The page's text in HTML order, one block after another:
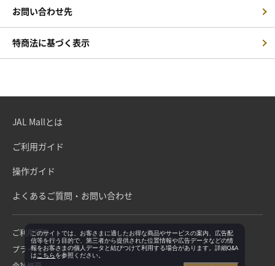
お問い合わせ先
特商法に基づく表示
JAL Mallとは
ご利用ガイド
操作ガイド
よくあるご質問・お問い合わせ
ご利用規約
プライバシーポリシー
このサイトでは、お客さまに適したお得な商品やサービスの案内、広告配
信等を行う目的で、第三者から提供された位置情報や広告データなどの情
報をお客さまの個人データと結びつけて利用する場合があります。詳細Q&A
は こちらを参照ください。